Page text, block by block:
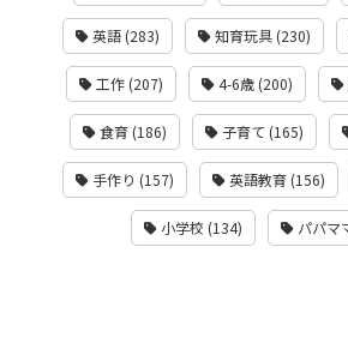
英語 (283) 知育玩具 (230)
工作 (207) 4-6歳 (200)
食育 (186) 子育て (165)
手作り (157) 英語教育 (156)
小学校 (134) パパマ